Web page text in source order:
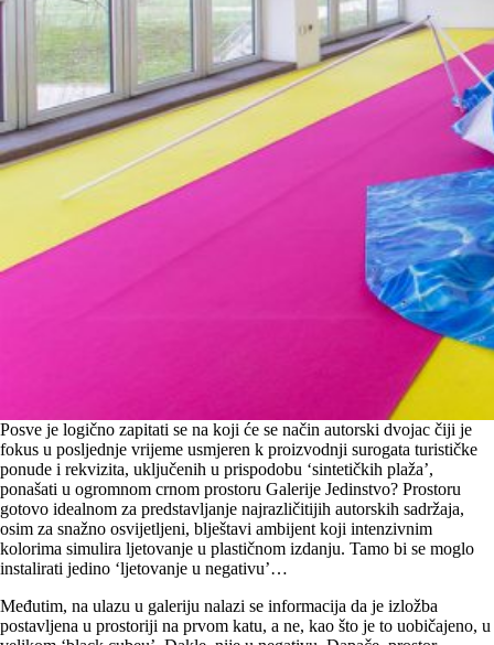
Posve je logično zapitati se na koji će se način autorski dvojac čiji je
fokus u posljednje vrijeme usmjeren k proizvodnji surogata turističke
ponude i rekvizita, uključenih u prispodobu ‘sintetičkih plaža’,
ponašati u ogromnom crnom prostoru Galerije Jedinstvo? Prostoru
gotovo idealnom za predstavljanje najrazličitijih autorskih sadržaja,
osim za snažno osvijetljeni, blještavi ambijent koji intenzivnim
kolorima simulira ljetovanje u plastičnom izdanju. Tamo bi se moglo
instalirati jedino ‘ljetovanje u negativu’…
Međutim, na ulazu u galeriju nalazi se informacija da je izložba
postavljena u prostoriji na prvom katu, a ne, kao što je to uobičajeno, u